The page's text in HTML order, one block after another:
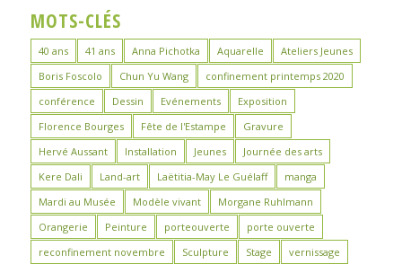
MOTS-CLÉS
40 ans 41 ans Anna Pichotka Aquarelle
Ateliers Jeunes
Boris Foscolo
Chun Yu Wang
confinement printemps 2020
conférence
Dessin Evénements
Exposition
Florence Bourges
Fête de l'Estampe
Gravure
Hervé Aussant
Installation Jeunes
Journée des arts
Kere Dali
Land-art Laëtitia-May Le Guélaff
manga
Mardi au Musée
Modèle vivant
Morgane Ruhlmann
Orangerie
Peinture porteouverte
porte ouverte
reconfinement novembre
Sculpture Stage
vernissage